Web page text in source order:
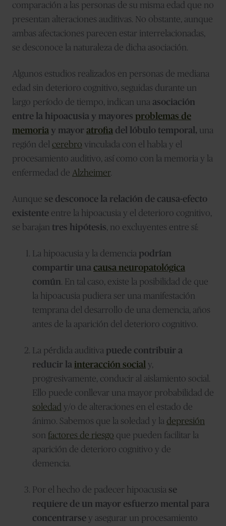
comparación a las personas de su misma edad que no
presentan alteraciones auditivas. No obstante, aunque
ambas afectaciones parecen estar interrelacionadas,
se desconoce la naturaleza de dicha asociación.
Algunos estudios realizados en personas de mediana
edad sin deterioro cognitivo, seguidas durante un
largo período de tiempo, indican una asociación
entre la hipoacusia y mayores problemas de
memoria y mayor atrofia del lóbulo temporal, una
región del cerebro vinculada con el habla y el
procesamiento auditivo, así como con la memoria y la
enfermedad de Alzheimer.
Aunque se desconoce la relación de causa-efecto
existente entre la hipoacusia y el deterioro cognitivo,
se barajan tres hipótesis, no excluyentes entre sí:
La hipoacusia y la demencia podrían
compartir una causa neuropatológica
común. En tal caso, existe la posibilidad de que
la hipoacusia pudiera ser una manifestación
temprana del desarrollo de una demencia, años
antes de la aparición del deterioro cognitivo.
La pérdida auditiva puede contribuir a
reducir la interacción social y,
progresivamente, conducir al aislamiento social.
Ello puede conllevar una mayor probabilidad de
soledad y/o de alteraciones en el estado de
ánimo. Sabemos que la soledad y la depresión
son factores de riesgo que pueden facilitar la
aparición de deterioro cognitivo y de
demencia.
Por el hecho de padecer hipoacusia se
requiere de un mayor esfuerzo mental para
concentrarse y asegurar un procesamiento